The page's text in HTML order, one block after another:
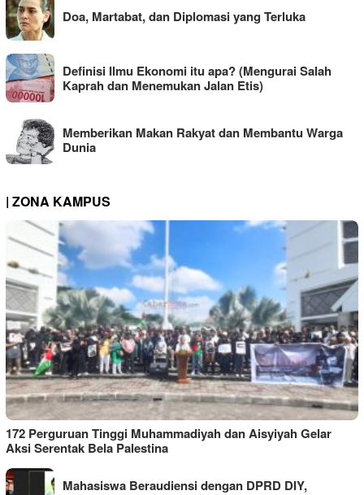
Doa, Martabat, dan Diplomasi yang Terluka
Definisi Ilmu Ekonomi itu apa? (Mengurai Salah
Kaprah dan Menemukan Jalan Etis)
Memberikan Makan Rakyat dan Membantu Warga
Dunia
| ZONA KAMPUS
172 Perguruan Tinggi Muhammadiyah dan Aisyiyah Gelar
Aksi Serentak Bela Palestina
Mahasiswa Beraudiensi dengan DPRD DIY,